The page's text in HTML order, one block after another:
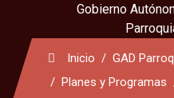
Gobierno
Inicio
GAD
Planes y Programas